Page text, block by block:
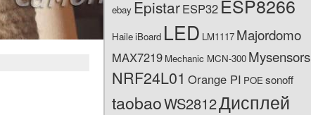
ebay EpistarESP32 ESP8266
HaileiBoard LED LM1117 Majordomo
MAX7219 Mechanic MCN-300 Mysensors
NRF24L01 Orange PI POEsonoff
taobaoWS2812Дисплей